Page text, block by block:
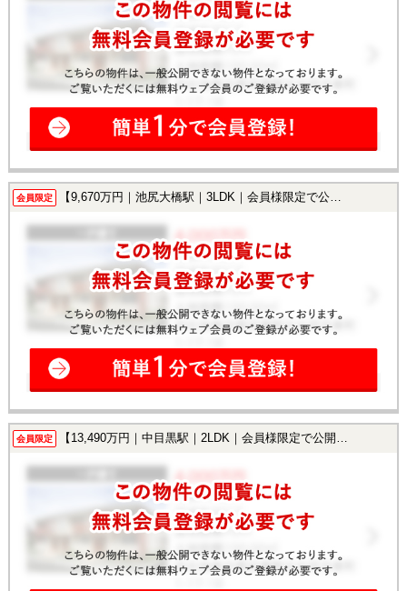
会員限定 【9,670万円｜池尻大橋駅｜3LDK｜会員様限定で公開中！】
会員限定 【13,490万円｜中目黒駅｜2LDK｜会員様限定で公開中！】